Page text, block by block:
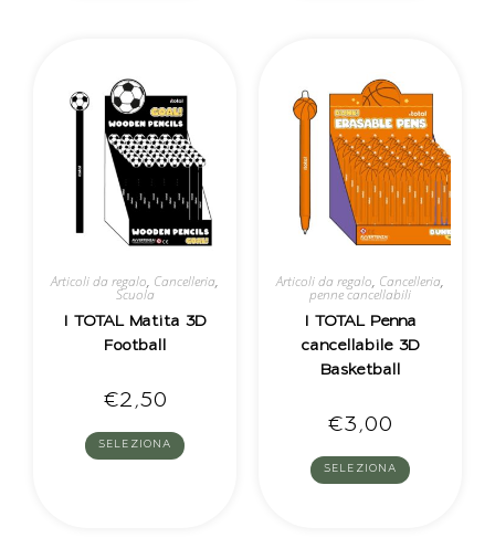
Articoli da regalo, Cancelleria,
Scuola
I TOTAL Matita 3D
Football
€2,50
SELEZIONA
Articoli da regalo, Cancelleria,
penne cancellabili
I TOTAL Penna
cancellabile 3D
Basketball
€3,00
SELEZIONA